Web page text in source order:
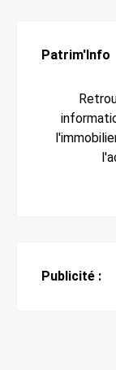
Patrim'Info
Publicité :